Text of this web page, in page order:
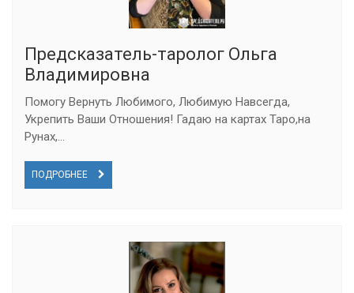
Предсказатель-таролог Ольга
Владимировна
Помогу Вернуть Любимого, Любимую Навсегда,
Укрепить Ваши Отношения! Гадаю на картах Таро,на
Рунах,...
ПОДРОБНЕЕ